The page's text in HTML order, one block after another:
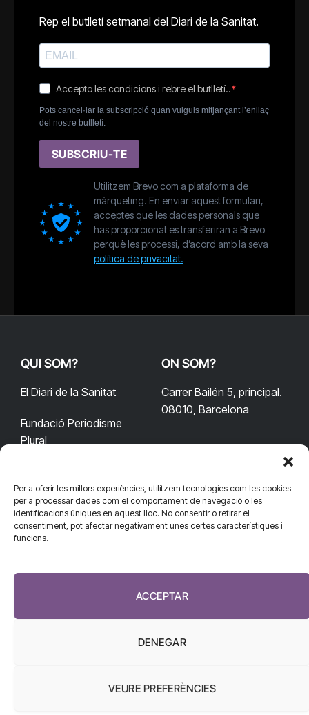
Per a oferir les millors experiències, utilitzem tecnologies com les cookies
per a processar dades com el comportament de navegació o les
identificacions úniques en aquest lloc. No consentir o retirar el
consentiment, pot afectar negativament unes certes característiques i
funcions.
ACCEPTAR
DENEGAR
VEURE PREFERÈNCIES
Rep el butlletí setmanal del Diari de la Sanitat.
Accepto les condicions i rebre el butlletí..
Pots cancel·lar la subscripció quan vulguis mitjançant l’enllaç
del nostre butlletí.
SUBSCRIU-TE
Utilitzem Brevo com a plataforma de
màrqueting. En enviar aquest formulari,
acceptes que les dades personals que
has proporcionat es transferiran a Brevo
perquè les processi, d’acord amb la seva
política de privacitat.
QUI SOM?
El Diari de la Sanitat
Fundació Periodisme
Plural
ON SOM?
Carrer Bailén 5, principal.
08010, Barcelona
CONTACTA'NS
redaccio@diarisanitat.cat
932 311 247
CONNECTA